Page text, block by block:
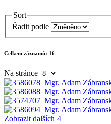
Sort
Řadit podle
Celkem záznamů: 16
Na stránce
Zobrazit dalších 4